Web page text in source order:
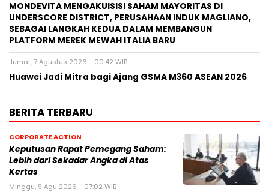
MONDEVITA MENGAKUISISI SAHAM MAYORITAS DI
UNDERSCORE DISTRICT, PERUSAHAAN INDUK MAGLIANO,
SEBAGAI LANGKAH KEDUA DALAM MEMBANGUN
PLATFORM MEREK MEWAH ITALIA BARU
Jumat, 7 Agustus 2026 - 00:42 WIB
Huawei Jadi Mitra bagi Ajang GSMA M360 ASEAN 2026
BERITA TERBARU
CORPORATE ACTION
Keputusan Rapat Pemegang Saham:
Lebih dari Sekadar Angka di Atas
Kertas
Minggu, 9 Agu 2026 - 07:02 WIB